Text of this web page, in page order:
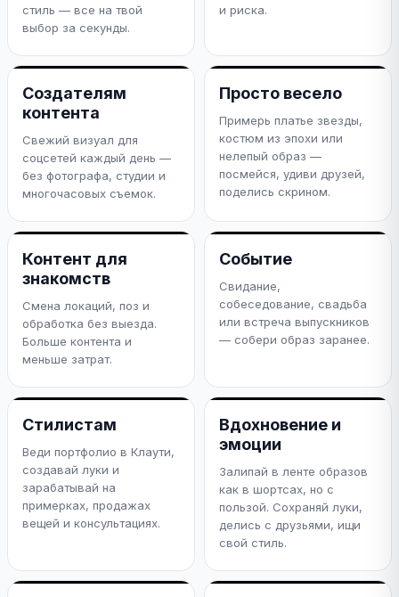
стиль — все на твой
выбор за секунды.
и риска.
Создателям
контента
Свежий визуал для
соцсетей каждый день —
без фотографа, студии и
многочасовых съемок.
Просто весело
Примерь платье звезды,
костюм из эпохи или
нелепый образ —
посмейся, удиви друзей,
поделись скрином.
Контент для
знакомств
Смена локаций, поз и
обработка без выезда.
Больше контента и
меньше затрат.
Событие
Свидание,
собеседование, свадьба
или встреча выпускников
— собери образ заранее.
Стилистам
Веди портфолио в Клаути,
создавай луки и
зарабатывай на
примерках, продажах
вещей и консультациях.
Вдохновение и
эмоции
Залипай в ленте образов
как в шортсах, но с
пользой. Сохраняй луки,
делись с друзьями, ищи
свой стиль.